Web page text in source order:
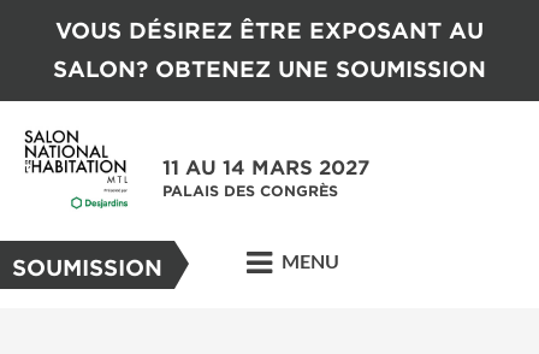
VOUS DÉSIREZ ÊTRE EXPOSANT AU
SALON? OBTENEZ UNE SOUMISSION
11 AU 14 MARS 2027
PALAIS DES CONGRÈS
SOUMISSION MENU